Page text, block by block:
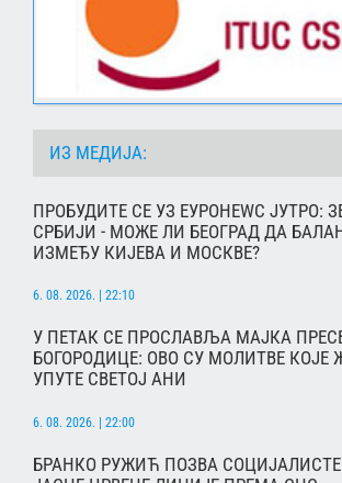
ИЗ МЕДИЈА:
ПРОБУДИТЕ СЕ УЗ ЕУРОНЕWС ЈУТРО:
СРБИЈИ - МОЖЕ ЛИ БЕОГРАД ДА
ИЗМЕЂУ КИЈЕВА И МОСКВЕ?
6. 08. 2026. | 22:10
У ПЕТАК СЕ ПРОСЛАВЉА МАЈКА
БОГОРОДИЦЕ: ОВО СУ МОЛИТВЕ КОЈЕ
УПУТЕ СВЕТОЈ АНИ
6. 08. 2026. | 22:00
БРАНКО РУЖИЋ ПОЗВА